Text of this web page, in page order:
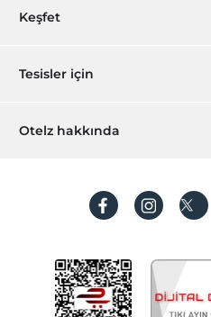
Rezervasyon yönet
Sıkça sorulan sorular
İşlem rehberi
Keşfet
Hediye Kart
Hesap oluştur
Tesisler için
Hemen tesisinizi ekleyin
Otelz hakkında
Koşullar ve şartlar